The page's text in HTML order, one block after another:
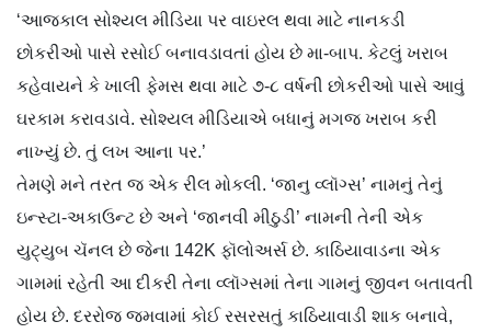
‘આજકાલ સોશ્યલ મીડિયા પર વાઇરલ થવા માટે નાનકડી
છોકરીઓ પાસે રસોઈ બનાવડાવતાં હોય છે મા-બાપ. કેટલું ખરાબ
કહેવાયને કે ખાલી ફેમસ થવા માટે ૭-૮ વર્ષની છોકરીઓ પાસે આવું
ઘરકામ કરાવડાવે. સોશ્યલ મીડિયાએ બધાનું મગજ ખરાબ કરી
નાખ્યું છે. તું લખ આના પર.’
તેમણે મને તરત જ એક રીલ મોકલી. ‘જાનુ વ્લૉગ્સ’ નામનું તેનું
ઇન્સ્ટા-અકાઉન્ટ છે અને ‘જાનવી મીઠુડી’ નામની તેની એક
યુટ્યુબ ચૅનલ છે જેના 142K ફૉલોઅર્સ છે. કાઠિયાવાડના એક
ગામમાં રહેતી આ દીકરી તેના વ્લૉગ્સમાં તેના ગામનું જીવન બતાવતી
હોય છે. દરરોજ જમવામાં કોઈ રસરસતું કાઠિયાવાડી શાક બનાવે,